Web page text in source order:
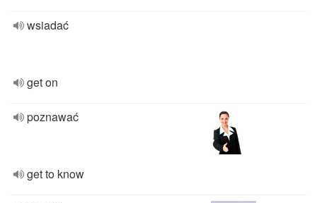
wsiadać
get on
poznawać
get to know